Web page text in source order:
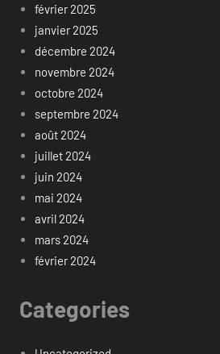
février 2025
janvier 2025
décembre 2024
novembre 2024
octobre 2024
septembre 2024
août 2024
juillet 2024
juin 2024
mai 2024
avril 2024
mars 2024
février 2024
Categories